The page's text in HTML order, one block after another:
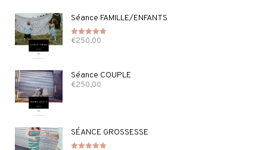
Séance FAMILLE/ENFANTS
Note5.00
€250,00
Séance COUPLE
€250,00
SÉANCE GROSSESSE